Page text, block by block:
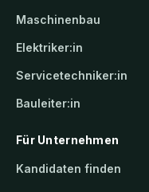
Maschinenbau
Elektriker:in
Servicetechniker:in
Bauleiter:in
Für Unternehmen
Kandidaten finden